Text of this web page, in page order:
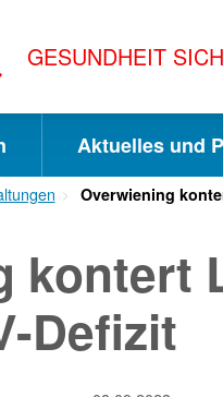
GESUNDHEIT
Aktuelles und
Overwiening
kontert
Defizit